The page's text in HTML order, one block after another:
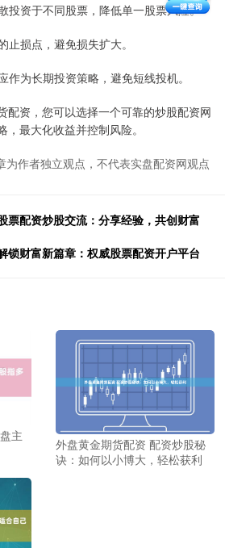
投资于不同股票，降低单一股票风险。
止损点，避免损失扩大。
作为长期投资策略，避免短线投机。
配资，您可以选择一个可靠的炒股配资网
最大化收益并控制风险。
为作者独立观点，不代表实盘配资网观点
票配资炒股交流：分享经验，共创财富
锁财富新篇章：权威股票配资开户平台
主
外盘黄金期货配资 配资炒股秘
诀：如何以小博大，轻松获利